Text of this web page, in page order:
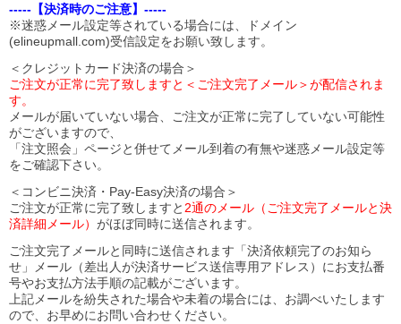
-----【決済時のご注意】-----
※迷惑メール設定等されている場合には、ドメイン
(elineupmall.com)受信設定をお願い致します。
＜クレジットカード決済の場合＞
ご注文が正常に完了致しますと＜ご注文完了メール＞が配信されま
す。
メールが届いていない場合、ご注文が正常に完了していない可能性
がございますので、
「注文照会」ページと併せてメール到着の有無や迷惑メール設定等
をご確認下さい。
＜コンビニ決済・Pay-Easy決済の場合＞
ご注文が正常に完了致しますと 2通のメール（ご注文完了メールと決
済詳細メール） がほぼ同時に送信されます。
ご注文完了メールと同時に送信されます「決済依頼完了のお知ら
せ」メール（差出人が決済サービス送信専用アドレス）にお支払番
号やお支払方法手順の記載がございます。
上記メールを紛失された場合や未着の場合には、お調べいたします
ので、お早めにお問い合わせください。